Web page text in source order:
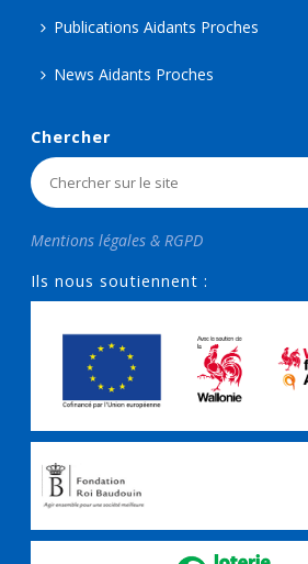
Publications Aidants Proches
News Aidants Proches
Chercher
Mentions légales & RGPD
Ils nous soutiennent :